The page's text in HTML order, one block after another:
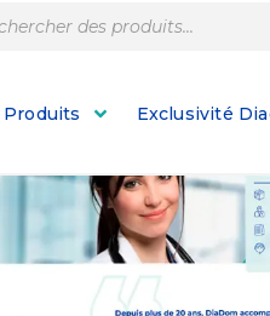
Produits Exclusivité